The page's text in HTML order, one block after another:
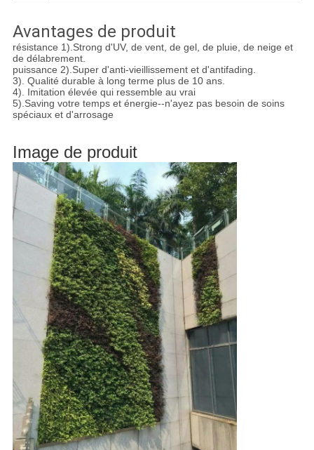
Avantages de produit
résistance 1).Strong d'UV, de vent, de gel, de pluie, de neige et
de délabrement.
puissance 2).Super d'anti-vieillissement et d'antifading.
3). Qualité durable à long terme plus de 10 ans.
4). Imitation élevée qui ressemble au vrai
5).Saving votre temps et énergie--n'ayez pas besoin de soins
spéciaux et d'arrosage
Image de produit